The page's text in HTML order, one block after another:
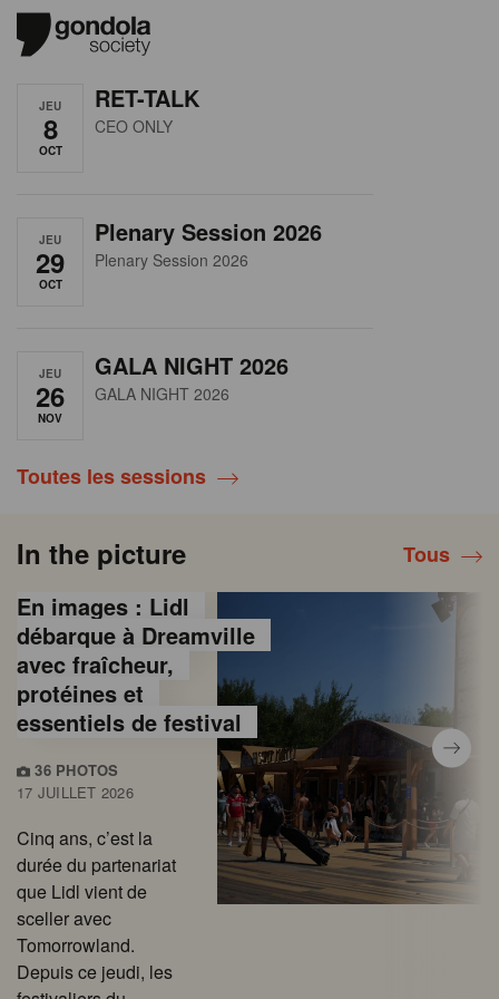
JEU
8
OCT
RET-TALK
CEO ONLY
JEU
29
OCT
Plenary Session 2026
Plenary Session 2026
JEU
26
NOV
GALA NIGHT 2026
GALA NIGHT 2026
Toutes les sessions
In the picture Tous
En images : Lidl
débarque à Dreamville
avec fraîcheur,
protéines et
essentiels de festival
36 PHOTOS
17 JUILLET 2026
Cinq ans, c’est la
durée du partenariat
que Lidl vient de
sceller avec
Tomorrowland.
Depuis ce jeudi, les